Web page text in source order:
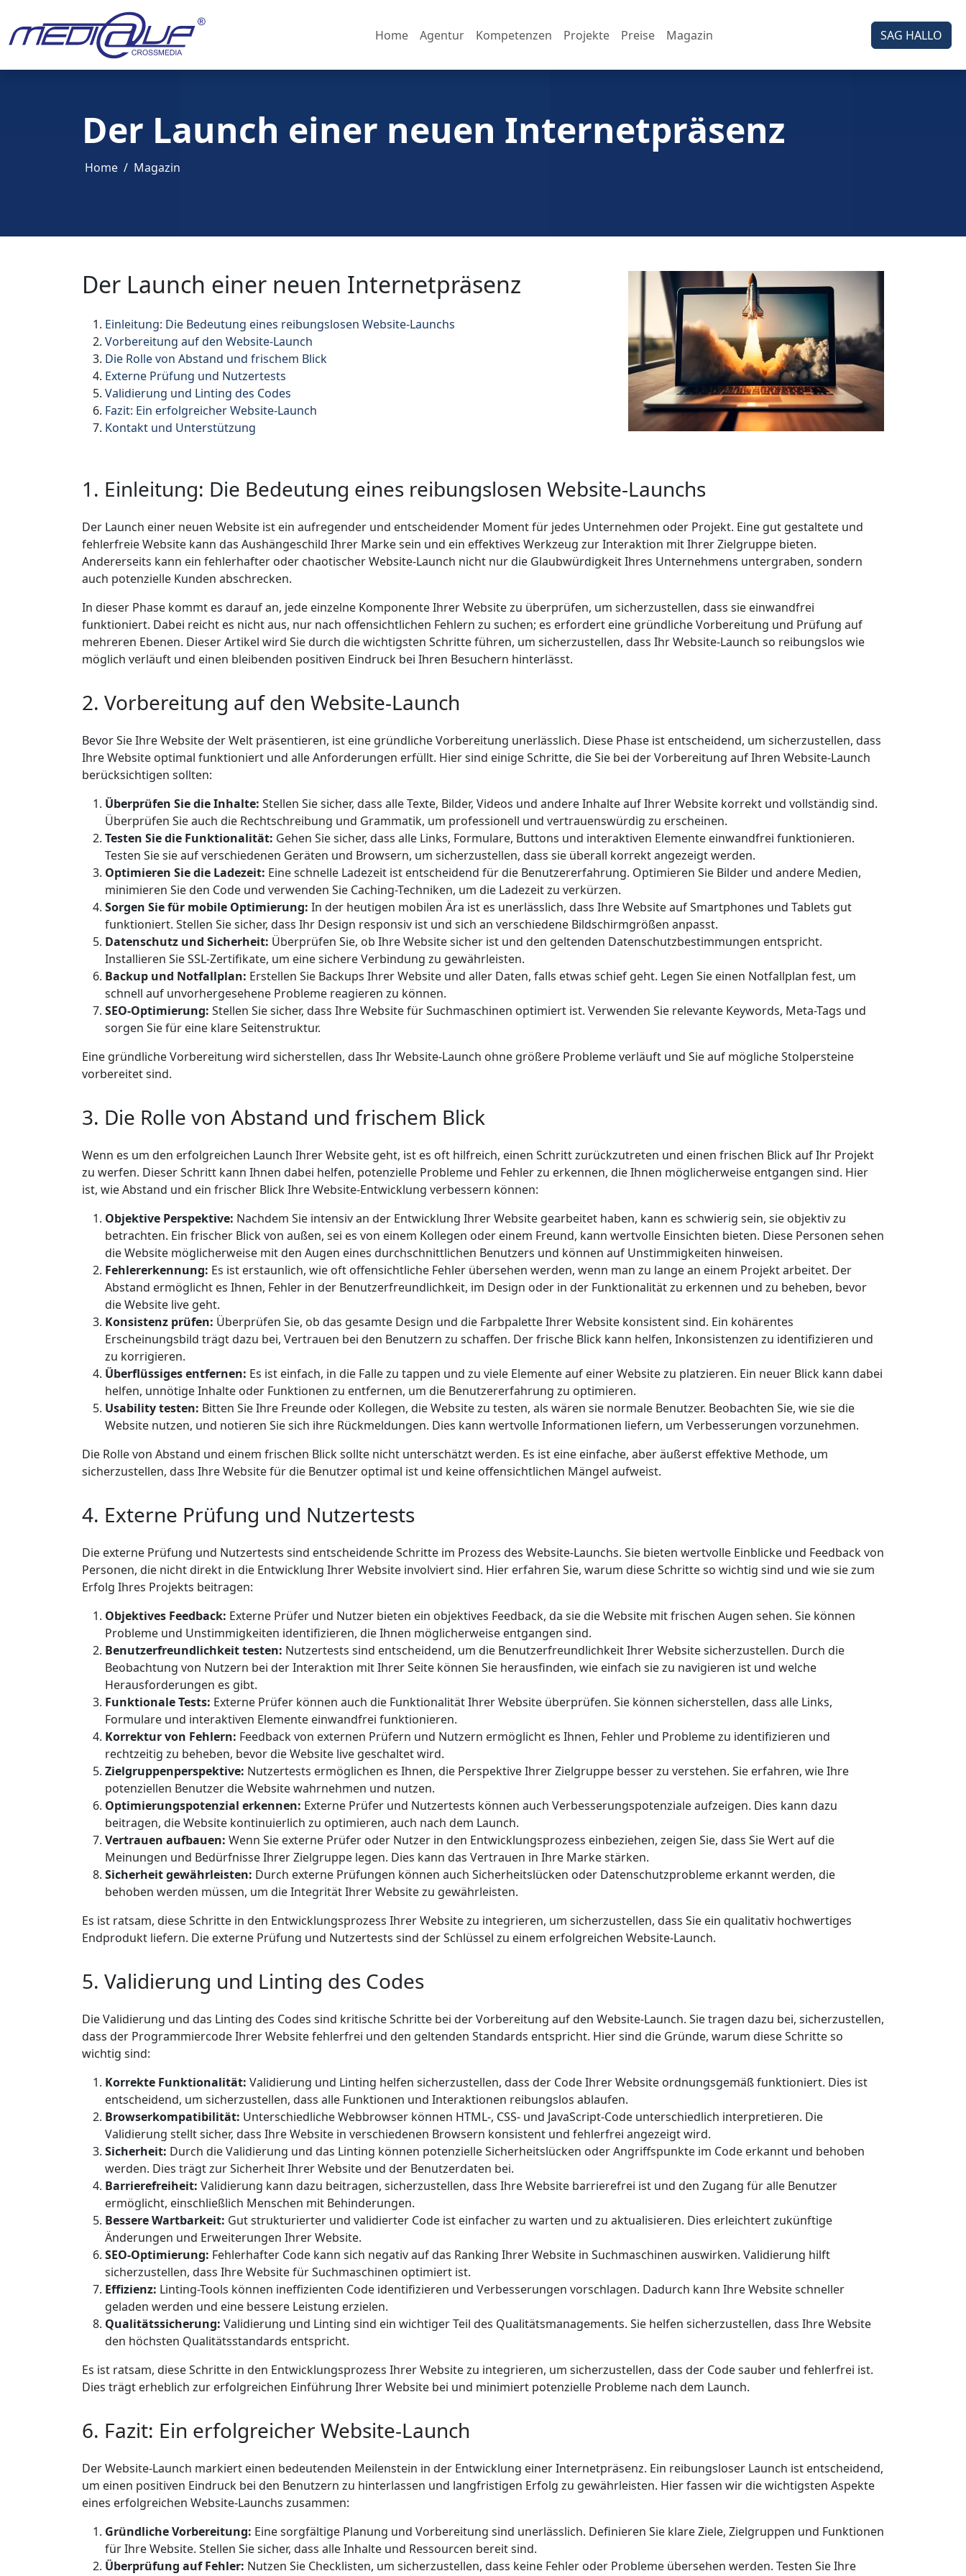
Home Agentur Kompetenzen Projekte Preise Magazin SAG HALLO
Der Launch einer neuen Internetpräsenz
Home Magazin
Der Launch einer neuen Internetpräsenz
Einleitung: Die Bedeutung eines reibungslosen Website-Launchs
Vorbereitung auf den Website-Launch
Die Rolle von Abstand und frischem Blick
Externe Prüfung und Nutzertests
Validierung und Linting des Codes
Fazit: Ein erfolgreicher Website-Launch
Kontakt und Unterstützung
1. Einleitung: Die Bedeutung eines reibungslosen Website-Launchs
Der Launch einer neuen Website ist ein aufregender und entscheidender Moment für jedes Unternehmen oder Projekt. Eine gut gestaltete und
fehlerfreie Website kann das Aushängeschild Ihrer Marke sein und ein effektives Werkzeug zur Interaktion mit Ihrer Zielgruppe bieten.
Andererseits kann ein fehlerhafter oder chaotischer Website-Launch nicht nur die Glaubwürdigkeit Ihres Unternehmens untergraben, sondern
auch potenzielle Kunden abschrecken.
In dieser Phase kommt es darauf an, jede einzelne Komponente Ihrer Website zu überprüfen, um sicherzustellen, dass sie einwandfrei
funktioniert. Dabei reicht es nicht aus, nur nach offensichtlichen Fehlern zu suchen; es erfordert eine gründliche Vorbereitung und Prüfung auf
mehreren Ebenen. Dieser Artikel wird Sie durch die wichtigsten Schritte führen, um sicherzustellen, dass Ihr Website-Launch so reibungslos wie
möglich verläuft und einen bleibenden positiven Eindruck bei Ihren Besuchern hinterlässt.
2. Vorbereitung auf den Website-Launch
Bevor Sie Ihre Website der Welt präsentieren, ist eine gründliche Vorbereitung unerlässlich. Diese Phase ist entscheidend, um sicherzustellen, dass
Ihre Website optimal funktioniert und alle Anforderungen erfüllt. Hier sind einige Schritte, die Sie bei der Vorbereitung auf Ihren Website-Launch
berücksichtigen sollten:
Überprüfen Sie die Inhalte: Stellen Sie sicher, dass alle Texte, Bilder, Videos und andere Inhalte auf Ihrer Website korrekt und vollständig sind.
Überprüfen Sie auch die Rechtschreibung und Grammatik, um professionell und vertrauenswürdig zu erscheinen.
Testen Sie die Funktionalität: Gehen Sie sicher, dass alle Links, Formulare, Buttons und interaktiven Elemente einwandfrei funktionieren.
Testen Sie sie auf verschiedenen Geräten und Browsern, um sicherzustellen, dass sie überall korrekt angezeigt werden.
Optimieren Sie die Ladezeit: Eine schnelle Ladezeit ist entscheidend für die Benutzererfahrung. Optimieren Sie Bilder und andere Medien,
minimieren Sie den Code und verwenden Sie Caching-Techniken, um die Ladezeit zu verkürzen.
Sorgen Sie für mobile Optimierung: In der heutigen mobilen Ära ist es unerlässlich, dass Ihre Website auf Smartphones und Tablets gut
funktioniert. Stellen Sie sicher, dass Ihr Design responsiv ist und sich an verschiedene Bildschirmgrößen anpasst.
Datenschutz und Sicherheit: Überprüfen Sie, ob Ihre Website sicher ist und den geltenden Datenschutzbestimmungen entspricht.
Installieren Sie SSL-Zertifikate, um eine sichere Verbindung zu gewährleisten.
Backup und Notfallplan: Erstellen Sie Backups Ihrer Website und aller Daten, falls etwas schief geht. Legen Sie einen Notfallplan fest, um
schnell auf unvorhergesehene Probleme reagieren zu können.
SEO-Optimierung: Stellen Sie sicher, dass Ihre Website für Suchmaschinen optimiert ist. Verwenden Sie relevante Keywords, Meta-Tags und
sorgen Sie für eine klare Seitenstruktur.
Eine gründliche Vorbereitung wird sicherstellen, dass Ihr Website-Launch ohne größere Probleme verläuft und Sie auf mögliche Stolpersteine
vorbereitet sind.
3. Die Rolle von Abstand und frischem Blick
Wenn es um den erfolgreichen Launch Ihrer Website geht, ist es oft hilfreich, einen Schritt zurückzutreten und einen frischen Blick auf Ihr Projekt
zu werfen. Dieser Schritt kann Ihnen dabei helfen, potenzielle Probleme und Fehler zu erkennen, die Ihnen möglicherweise entgangen sind. Hier
ist, wie Abstand und ein frischer Blick Ihre Website-Entwicklung verbessern können:
Objektive Perspektive: Nachdem Sie intensiv an der Entwicklung Ihrer Website gearbeitet haben, kann es schwierig sein, sie objektiv zu
betrachten. Ein frischer Blick von außen, sei es von einem Kollegen oder einem Freund, kann wertvolle Einsichten bieten. Diese Personen sehen
die Website möglicherweise mit den Augen eines durchschnittlichen Benutzers und können auf Unstimmigkeiten hinweisen.
Fehlererkennung: Es ist erstaunlich, wie oft offensichtliche Fehler übersehen werden, wenn man zu lange an einem Projekt arbeitet. Der
Abstand ermöglicht es Ihnen, Fehler in der Benutzerfreundlichkeit, im Design oder in der Funktionalität zu erkennen und zu beheben, bevor
die Website live geht.
Konsistenz prüfen: Überprüfen Sie, ob das gesamte Design und die Farbpalette Ihrer Website konsistent sind. Ein kohärentes
Erscheinungsbild trägt dazu bei, Vertrauen bei den Benutzern zu schaffen. Der frische Blick kann helfen, Inkonsistenzen zu identifizieren und
zu korrigieren.
Überflüssiges entfernen: Es ist einfach, in die Falle zu tappen und zu viele Elemente auf einer Website zu platzieren. Ein neuer Blick kann dabei
helfen, unnötige Inhalte oder Funktionen zu entfernen, um die Benutzererfahrung zu optimieren.
Usability testen: Bitten Sie Ihre Freunde oder Kollegen, die Website zu testen, als wären sie normale Benutzer. Beobachten Sie, wie sie die
Website nutzen, und notieren Sie sich ihre Rückmeldungen. Dies kann wertvolle Informationen liefern, um Verbesserungen vorzunehmen.
Die Rolle von Abstand und einem frischen Blick sollte nicht unterschätzt werden. Es ist eine einfache, aber äußerst effektive Methode, um
sicherzustellen, dass Ihre Website für die Benutzer optimal ist und keine offensichtlichen Mängel aufweist.
4. Externe Prüfung und Nutzertests
Die externe Prüfung und Nutzertests sind entscheidende Schritte im Prozess des Website-Launchs. Sie bieten wertvolle Einblicke und Feedback von
Personen, die nicht direkt in die Entwicklung Ihrer Website involviert sind. Hier erfahren Sie, warum diese Schritte so wichtig sind und wie sie zum
Erfolg Ihres Projekts beitragen:
Objektives Feedback: Externe Prüfer und Nutzer bieten ein objektives Feedback, da sie die Website mit frischen Augen sehen. Sie können
Probleme und Unstimmigkeiten identifizieren, die Ihnen möglicherweise entgangen sind.
Benutzerfreundlichkeit testen: Nutzertests sind entscheidend, um die Benutzerfreundlichkeit Ihrer Website sicherzustellen. Durch die
Beobachtung von Nutzern bei der Interaktion mit Ihrer Seite können Sie herausfinden, wie einfach sie zu navigieren ist und welche
Herausforderungen es gibt.
Funktionale Tests: Externe Prüfer können auch die Funktionalität Ihrer Website überprüfen. Sie können sicherstellen, dass alle Links,
Formulare und interaktiven Elemente einwandfrei funktionieren.
Korrektur von Fehlern: Feedback von externen Prüfern und Nutzern ermöglicht es Ihnen, Fehler und Probleme zu identifizieren und
rechtzeitig zu beheben, bevor die Website live geschaltet wird.
Zielgruppenperspektive: Nutzertests ermöglichen es Ihnen, die Perspektive Ihrer Zielgruppe besser zu verstehen. Sie erfahren, wie Ihre
potenziellen Benutzer die Website wahrnehmen und nutzen.
Optimierungspotenzial erkennen: Externe Prüfer und Nutzertests können auch Verbesserungspotenziale aufzeigen. Dies kann dazu
beitragen, die Website kontinuierlich zu optimieren, auch nach dem Launch.
Vertrauen aufbauen: Wenn Sie externe Prüfer oder Nutzer in den Entwicklungsprozess einbeziehen, zeigen Sie, dass Sie Wert auf die
Meinungen und Bedürfnisse Ihrer Zielgruppe legen. Dies kann das Vertrauen in Ihre Marke stärken.
Sicherheit gewährleisten: Durch externe Prüfungen können auch Sicherheitslücken oder Datenschutzprobleme erkannt werden, die
behoben werden müssen, um die Integrität Ihrer Website zu gewährleisten.
Es ist ratsam, diese Schritte in den Entwicklungsprozess Ihrer Website zu integrieren, um sicherzustellen, dass Sie ein qualitativ hochwertiges
Endprodukt liefern. Die externe Prüfung und Nutzertests sind der Schlüssel zu einem erfolgreichen Website-Launch.
5. Validierung und Linting des Codes
Die Validierung und das Linting des Codes sind kritische Schritte bei der Vorbereitung auf den Website-Launch. Sie tragen dazu bei, sicherzustellen,
dass der Programmiercode Ihrer Website fehlerfrei und den geltenden Standards entspricht. Hier sind die Gründe, warum diese Schritte so
wichtig sind:
Korrekte Funktionalität: Validierung und Linting helfen sicherzustellen, dass der Code Ihrer Website ordnungsgemäß funktioniert. Dies ist
entscheidend, um sicherzustellen, dass alle Funktionen und Interaktionen reibungslos ablaufen.
Browserkompatibilität: Unterschiedliche Webbrowser können HTML-, CSS- und JavaScript-Code unterschiedlich interpretieren. Die
Validierung stellt sicher, dass Ihre Website in verschiedenen Browsern konsistent und fehlerfrei angezeigt wird.
Sicherheit: Durch die Validierung und das Linting können potenzielle Sicherheitslücken oder Angriffspunkte im Code erkannt und behoben
werden. Dies trägt zur Sicherheit Ihrer Website und der Benutzerdaten bei.
Barrierefreiheit: Validierung kann dazu beitragen, sicherzustellen, dass Ihre Website barrierefrei ist und den Zugang für alle Benutzer
ermöglicht, einschließlich Menschen mit Behinderungen.
Bessere Wartbarkeit: Gut strukturierter und validierter Code ist einfacher zu warten und zu aktualisieren. Dies erleichtert zukünftige
Änderungen und Erweiterungen Ihrer Website.
SEO-Optimierung: Fehlerhafter Code kann sich negativ auf das Ranking Ihrer Website in Suchmaschinen auswirken. Validierung hilft
sicherzustellen, dass Ihre Website für Suchmaschinen optimiert ist.
Effizienz: Linting-Tools können ineffizienten Code identifizieren und Verbesserungen vorschlagen. Dadurch kann Ihre Website schneller
geladen werden und eine bessere Leistung erzielen.
Qualitätssicherung: Validierung und Linting sind ein wichtiger Teil des Qualitätsmanagements. Sie helfen sicherzustellen, dass Ihre Website
den höchsten Qualitätsstandards entspricht.
Es ist ratsam, diese Schritte in den Entwicklungsprozess Ihrer Website zu integrieren, um sicherzustellen, dass der Code sauber und fehlerfrei ist.
Dies trägt erheblich zur erfolgreichen Einführung Ihrer Website bei und minimiert potenzielle Probleme nach dem Launch.
6. Fazit: Ein erfolgreicher Website-Launch
Der Website-Launch markiert einen bedeutenden Meilenstein in der Entwicklung einer Internetpräsenz. Ein reibungsloser Launch ist entscheidend,
um einen positiven Eindruck bei den Benutzern zu hinterlassen und langfristigen Erfolg zu gewährleisten. Hier fassen wir die wichtigsten Aspekte
eines erfolgreichen Website-Launchs zusammen:
Gründliche Vorbereitung: Eine sorgfältige Planung und Vorbereitung sind unerlässlich. Definieren Sie klare Ziele, Zielgruppen und Funktionen
für Ihre Website. Stellen Sie sicher, dass alle Inhalte und Ressourcen bereit sind.
Überprüfung auf Fehler: Nutzen Sie Checklisten, um sicherzustellen, dass keine Fehler oder Probleme übersehen werden. Testen Sie Ihre